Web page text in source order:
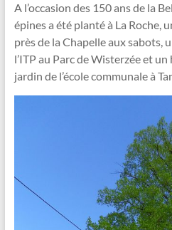
A l’occasion des 150 ans de la
épines a été planté à La Roche,
près de la Chapelle aux sabots,
l’ITP au Parc de Wisterzée et
jardin de l’école communale à